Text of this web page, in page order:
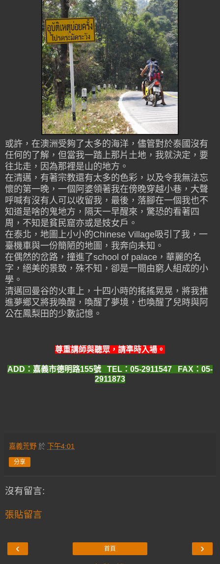
或許，在澳洲受夠了太多的海洋，儘管對於泰國沒有
任何的了解，但當我一踏上那片土地，我就決定，要
往北走，因為那裡是山的地方。
在清邁，有著宗教還有太多的色彩，以及令我無法忘
懷的第一晚，一個阿婆領著我在傍晚穿越小巷，大聲
呼喊有沒有人可以收留我，最後，落腳在一個我也不
知道是啥的鬼地方，隔天一早醒來，驚恐的看著四
周，不知是貧民窟亦或是妓女戶。
在泰北，地圖上小小的Chinese Village吸引了我，一
臺機車與一份簡陋的地圖，我奔向未知。
在偶然的岔路，撞進了school of palace，華麗的名
字，絕美的景致，殊不知，卻是一間由窮人組成的小
學。
清邁回曼谷的火車上，十四小時的搖搖晃晃，將我推
進夢鄉又將我喚醒，喚醒了夢境，也喚醒了兒時與阿
公在鳳梨田的少數記憶。
尊重講師與聽眾，請準時入場。
ADD：嘉義市德明路155號 TEL：05-2911547 FAX：05-
2911873
嘉義荒野 於 下午4:01
分享
沒有留言:
張貼留言
‹ ›
首頁